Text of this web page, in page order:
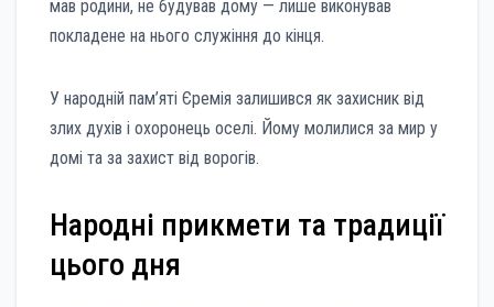
мав родини, не будував дому — лише виконував
покладене на нього служіння до кінця.
У народній пам’яті Єремія залишився як захисник від
злих духів і охоронець оселі. Йому молилися за мир у
домі та за захист від ворогів.
Народні прикмети та традиції
цього дня